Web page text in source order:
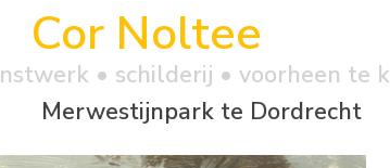
Cor Noltee
• schilderij • voorheen te
Merwestijnpark te Dordrecht